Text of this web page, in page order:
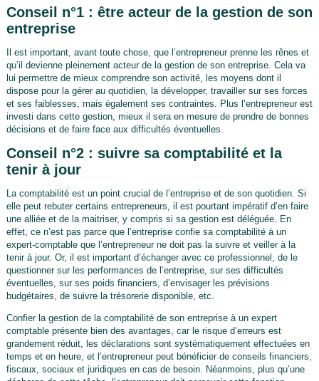
Conseil n°1 : être acteur de la gestion de son
entreprise
Il est important, avant toute chose, que l’entrepreneur prenne les rênes et
qu’il devienne pleinement acteur de la gestion de son entreprise. Cela va
lui permettre de mieux comprendre son activité, les moyens dont il
dispose pour la gérer au quotidien, la développer, travailler sur ses forces
et ses faiblesses, mais également ses contraintes. Plus l’entrepreneur est
investi dans cette gestion, mieux il sera en mesure de prendre de bonnes
décisions et de faire face aux difficultés éventuelles.
Conseil n°2 : suivre sa comptabilité et la
tenir à jour
La comptabilité est un point crucial de l’entreprise et de son quotidien. Si
elle peut rebuter certains entrepreneurs, il est pourtant impératif d’en faire
une alliée et de la maitriser, y compris si sa gestion est déléguée. En
effet, ce n’est pas parce que l’entreprise confie sa comptabilité à un
expert-comptable que l’entrepreneur ne doit pas la suivre et veiller à la
tenir à jour. Or, il est important d’échanger avec ce professionnel, de le
questionner sur les performances de l’entreprise, sur ses difficultés
éventuelles, sur ses poids financiers, d’envisager les prévisions
budgétaires, de suivre la trésorerie disponible, etc.
Confier la gestion de la comptabilité de son entreprise à un expert
comptable présente bien des avantages, car le risque d’erreurs est
grandement réduit, les déclarations sont systématiquement effectuées en
temps et en heure, et l’entrepreneur peut bénéficier de conseils financiers,
fiscaux, sociaux et juridiques en cas de besoin. Néanmoins, plus qu’une